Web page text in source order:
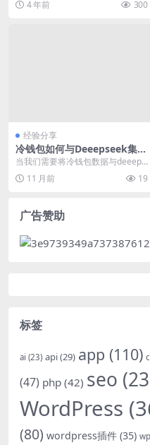
成为一个成功的企业都...
4 年前 300
经验分享
冷钱包如何与Deeepseek集成
实现安全数据交互
当我们需要将冷钱包数据与deeeps
eek平台进行集成时，如何确保数据
交互过程的...
11 月前 19
广告赞助
标签
ai (23) api(29) app (110)
(47) php (42) seo
WordPress
(80) wordpress插件 (35) wp